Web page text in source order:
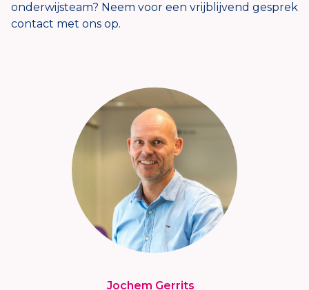
onderwijsteam? Neem voor een vrijblijvend gesprek
contact met ons op.
Jochem Gerrits